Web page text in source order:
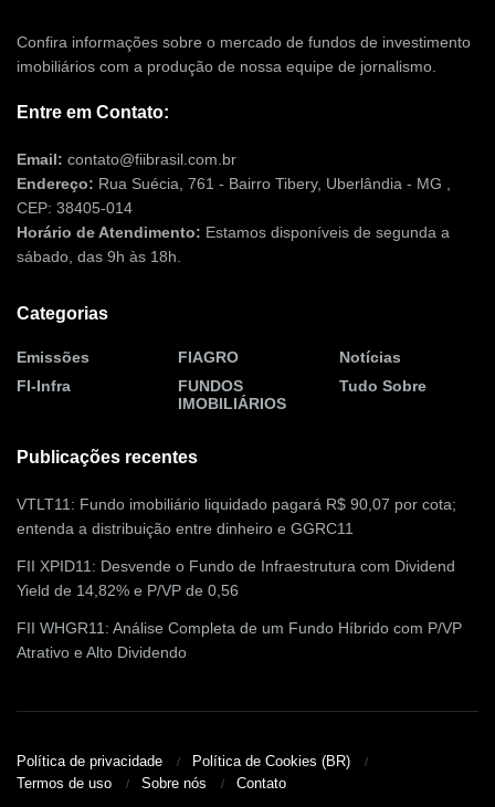
Confira informações sobre o mercado de fundos de investimento
imobiliários com a produção de nossa equipe de jornalismo.
Entre em Contato:
Email: contato@fiibrasil.com.br
Endereço: Rua Suécia, 761 - Bairro Tibery, Uberlândia - MG ,
CEP: 38405-014
Horário de Atendimento: Estamos disponíveis de segunda a
sábado, das 9h às 18h.
Categorias
Emissões
FI-Infra
FIAGRO
FUNDOS
IMOBILIÁRIOS
Notícias
Tudo Sobre
Publicações recentes
VTLT11: Fundo imobiliário liquidado pagará R$ 90,07 por cota;
entenda a distribuição entre dinheiro e GGRC11
FII XPID11: Desvende o Fundo de Infraestrutura com Dividend
Yield de 14,82% e P/VP de 0,56
FII WHGR11: Análise Completa de um Fundo Híbrido com P/VP
Atrativo e Alto Dividendo
Política de privacidade
Política de Cookies (BR)
Termos de uso
Sobre nós Contato